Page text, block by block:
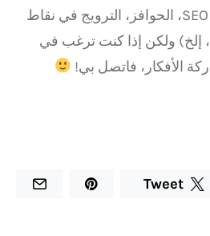
سطحي فقط (القانون، SEO، الحوافز، الترويج في نقاط
إلخ) ولكن إذا كنت ترغب في
الأفكار، فاتصل بي!
Tweet